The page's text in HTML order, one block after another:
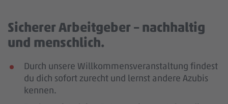
Sicherer Arbeitgeber – nachhaltig
und menschlich.
Durch unsere Willkommensveranstaltung findest
du dich sofort zurecht und lernst andere Azubis
kennen.